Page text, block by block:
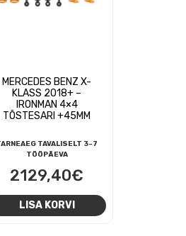
MERCEDES BENZ X-
KLASS 2018+ –
IRONMAN 4×4
TÕSTESARI +45MM
TAVALISELT 3-7
TÖÖPÄEVA
2129,40€
LISA KORVI